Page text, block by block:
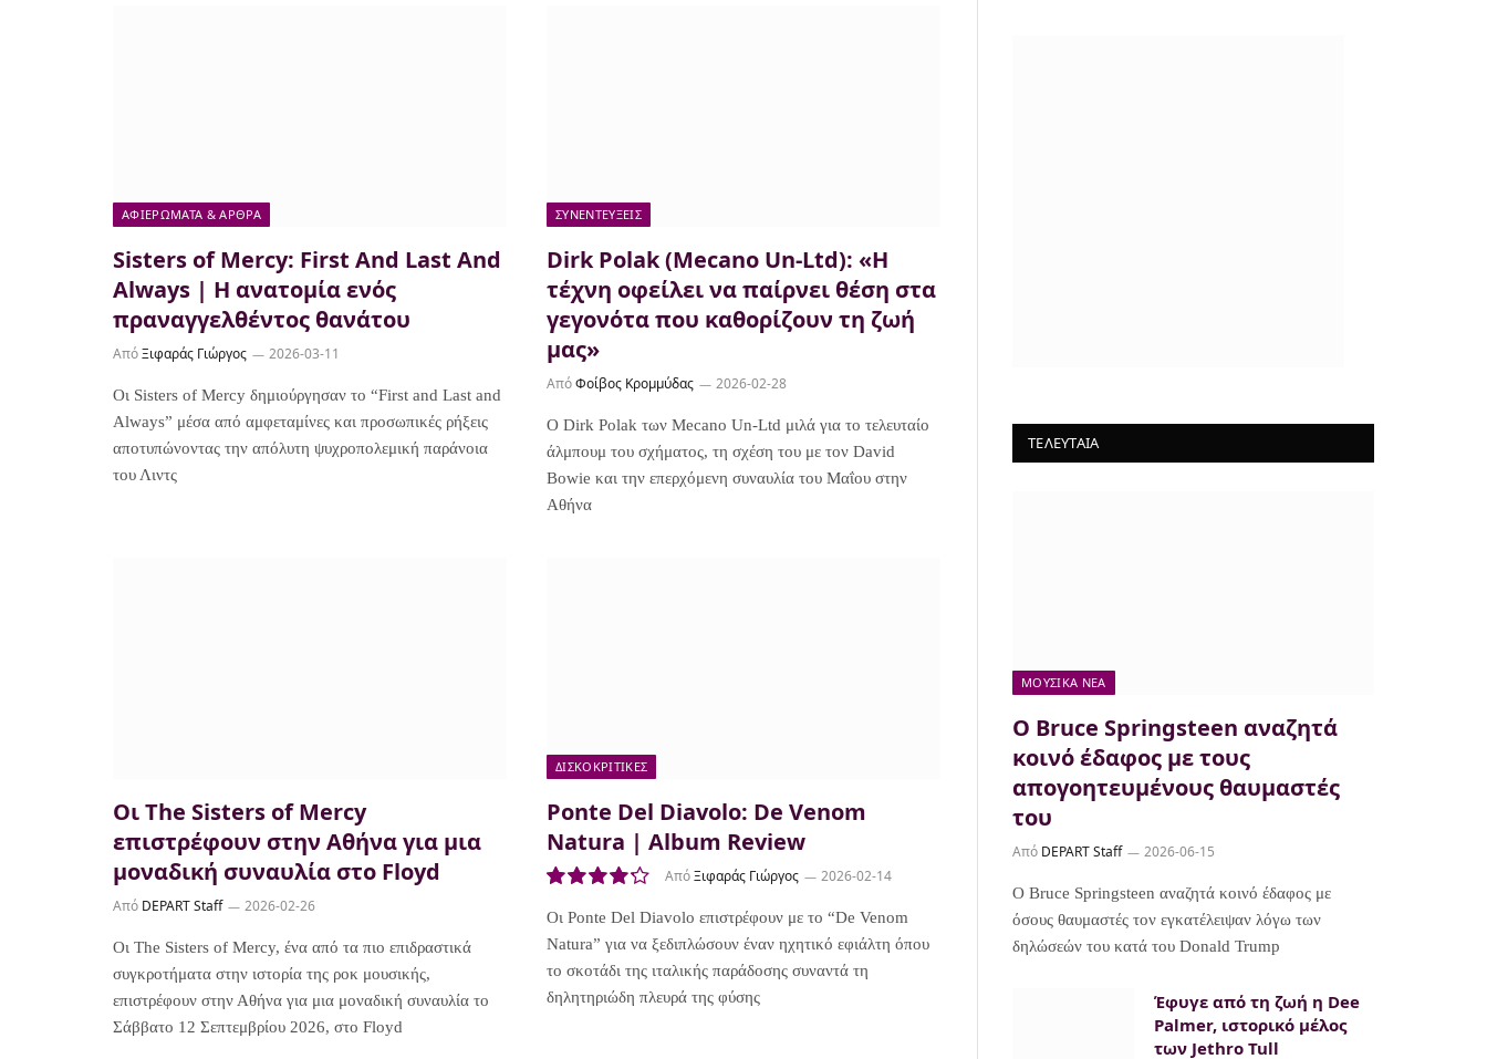
ΑΦΙΕΡΏΜΑΤΑ & ΆΡΘΡΑ
Sisters of Mercy: First And Last And
Always | Η ανατομία ενός
πραναγγελθέντος θανάτου
ΑπόΞιφαράς Γιώργος 2026-03-11
Οι Sisters of Mercy δημιούργησαν το “First and Last and
Always” μέσα από αμφεταμίνες και προσωπικές ρήξεις
αποτυπώνοντας την απόλυτη ψυχροπολεμική παράνοια
του Λιντς
ΣΥΝΕΝΤΕΎΞΕΙΣ
Dirk Polak (Mecano Un-Ltd): «H
τέχνη οφείλει να παίρνει θέση στα
γεγονότα που καθορίζουν τη ζωή
μας»
ΑπόΦοίβος Κρομμύδας 2026-02-28
Ο Dirk Polak των Mecano Un-Ltd μιλά για το τελευταίο
άλμπουμ του σχήματος, τη σχέση του με τον David
Bowie και την επερχόμενη συναυλία του Μαΐου στην
Αθήνα
Οι The Sisters of Mercy
επιστρέφουν στην Αθήνα για μια
μοναδική συναυλία στο Floyd
Από DEPART Staff 2026-02-26
Οι The Sisters of Mercy, ένα από τα πιο επιδραστικά
συγκροτήματα στην ιστορία της ροκ μουσικής,
επιστρέφουν στην Αθήνα για μια μοναδική συναυλία το
Σάββατο 12 Σεπτεμβρίου 2026, στο Floyd
ΔΙΣΚΟΚΡΙΤΙΚΈΣ
Ponte Del Diavolo: De Venom
Natura | Album Review
8.5
ΑπόΞιφαράς Γιώργος 2026-02-14
Οι Ponte Del Diavolo επιστρέφουν με το “De Venom
Natura” για να ξεδιπλώσουν έναν ηχητικό εφιάλτη όπου
το σκοτάδι της ιταλικής παράδοσης συναντά τη
δηλητηριώδη πλευρά της φύσης
ΤΕΛΕΥΤΑΙΑ
ΜΟΥΣΙΚΆ ΝΈΑ
Ο Bruce Springsteen αναζητά
κοινό έδαφος με τους
απογοητευμένους θαυμαστές
του
Από DEPART Staff 2026-06-15
Ο Bruce Springsteen αναζητά κοινό έδαφος με
όσους θαυμαστές τον εγκατέλειψαν λόγω των
δηλώσεών του κατά του Donald Trump
Έφυγε από τη ζωή η Dee
Palmer, ιστορικό μέλος
των Jethro Tull